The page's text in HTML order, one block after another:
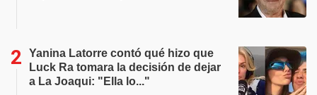
Yanina Latorre contó qué hizo que
Luck Ra tomara la decisión de dejar
a La Joaqui: "Ella lo..."